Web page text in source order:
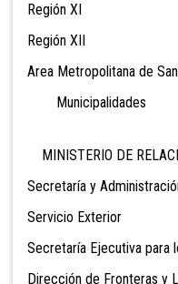
Región XI
Región XII
Area Metropolitana de
Municipalidades
MINISTERIO DE
Secretaría y
Servicio Exterior
Secretaría Ejecutiva para
Dirección de Fronteras y